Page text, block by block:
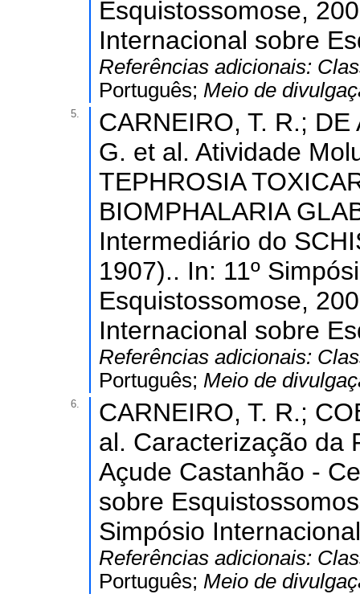
Esquistossomose,
Internacional sobre
Referências adicionais:
Português; Meio de
5.
CARNEIRO, T. R.;
G. et al. Atividade
TEPHROSIA
BIOMPHALARIA
Intermediário do
1907).. In: 11º
Esquistossomose,
Internacional sobre
Referências adicionais:
Português; Meio de
6.
CARNEIRO, T. R.;
al. Caracterização da
Açude Castanhão -
sobre
Simpósio
Referências adicionais:
Português; Meio de